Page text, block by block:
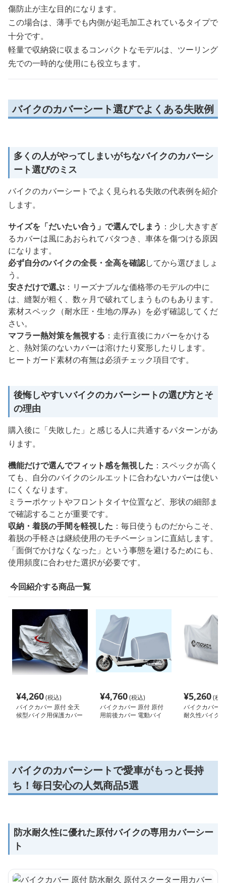
傷防止が主な目的になります。
この場合は、薄手でも内側が起毛加工されているタイプで
十分です。
軽量で収納袋に収まるコンパクトなモデルは、ツーリング
先での一時的な使用にも役立ちます。
バイクのカバーシート選びでよくある失敗例
多くの人がやってしまいがちなバイクのカバーシ
ート選びのミス
バイクのカバーシートでよく見られる失敗の代表例を紹介
します。
サイズを「だいたい合う」で選んでしまう ：少し大きすぎ
るカバーは風にあおられてバタつき、車体を傷つける原因
になります。
必ず自分のバイクの全長・全高を確認してから選びましょ
う。
安さだけで選ぶ ：リーズナブルな価格帯のモデルの中に
は、縫製が粗く、数ヶ月で破れてしまうものもあります。
素材スペック（耐水圧・生地の厚み）を必ず確認してくだ
さい。
マフラー熱対策を無視する ：走行直後にカバーをかける
と、熱対策のないカバーは溶けたり変形したりします。
ヒートガード素材の有無は必須チェック項目です。
後悔しやすいバイクのカバーシートの選び方とそ
の理由
購入後に「失敗した」と感じる人に共通するパターンがあ
ります。
機能だけで選んでフィット感を無視した ：スペックが高く
ても、自分のバイクのシルエットに合わないカバーは使い
にくくなります。
ミラーポケットやフロントタイヤ位置など、形状の細部ま
で確認することが重要です。
収納・着脱の手間を軽視した ：毎日使うものだからこそ、
着脱の手軽さは継続使用のモチベーションに直結します。
「面倒でかけなくなった」という事態を避けるためにも、
使用頻度に合わせた選択が必要です。
今回紹介する商品一覧
¥4,260(税込)
バイクカバー 原付 全天
候型バイク用保護カバー
¥4,760(税込)
バイクカバー 原付 原付
用前後カバー 電動バイ
¥5,260(税
バイクカバー
耐久性バイク
バイクのカバーシートで愛車がもっと長持
ち！毎日安心の人気商品5選
防水耐久性に優れた原付バイクの専用カバーシー
ト